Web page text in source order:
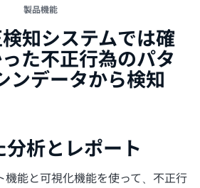
製品機能
知システムでは確
た不正行為のパタ
ンデータから検知
析とレポート
機能と可視化機能を使って、不正行